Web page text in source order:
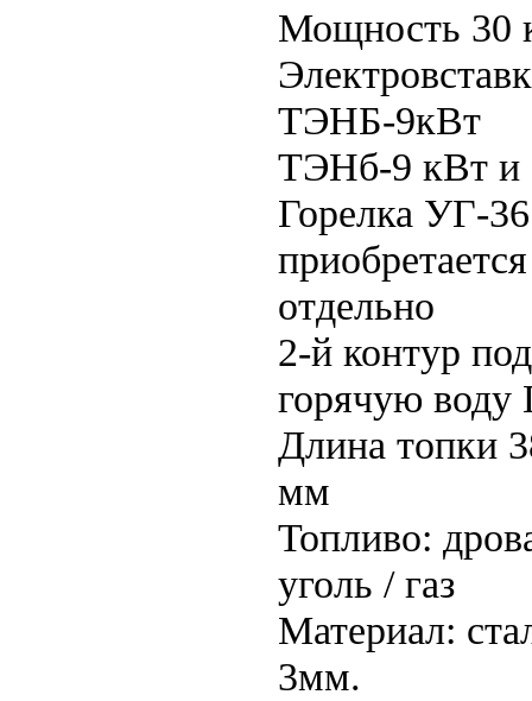
Мощность 30
ТЭНБ-9кВт
ТЭНб-9 кВт и
Горелка УГ-36
приобретается
отдельно
2-й контур под
горячую
Длина топки
мм
Топливо:
уголь / газ
Материал:
3мм.